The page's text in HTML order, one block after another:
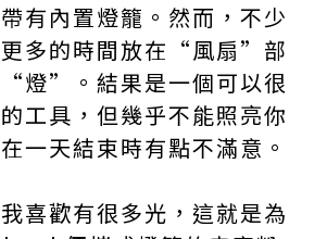
有內置燈籠。然而，不少
多的時間放在“風扇”部
燈”。結果是一個可以很
工具，但幾乎不能照亮你
一天結束時有點不滿意。
喜歡有很多光，這就是為